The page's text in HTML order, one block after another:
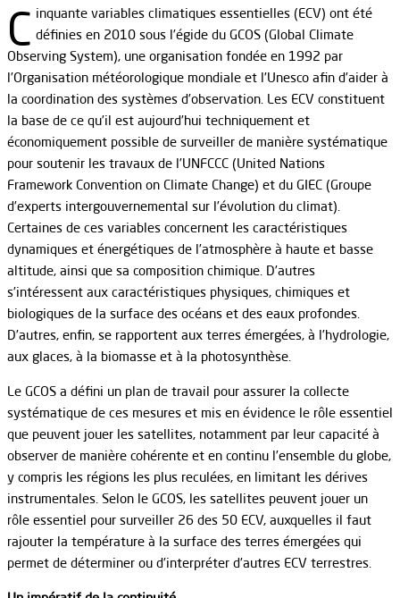
C inquante variables climatiques essentielles (ECV) ont été
définies en 2010 sous l’égide du GCOS (Global Climate
Observing System), une organisation fondée en 1992 par
l’Organisation météorologique mondiale et l’Unesco afin d’aider à
la coordination des systèmes d’observation. Les ECV constituent
la base de ce qu’il est aujourd’hui techniquement et
économiquement possible de surveiller de manière systématique
pour soutenir les travaux de l’UNFCCC (United Nations
Framework Convention on Climate Change) et du GIEC (Groupe
d’experts intergouvernemental sur l’évolution du climat).
Certaines de ces variables concernent les caractéristiques
dynamiques et énergétiques de l’atmosphère à haute et basse
altitude, ainsi que sa composition chimique. D’autres
s’intéressent aux caractéristiques physiques, chimiques et
biologiques de la surface des océans et des eaux profondes.
D’autres, enfin, se rapportent aux terres émergées, à l’hydrologie,
aux glaces, à la biomasse et à la photosynthèse.
Le GCOS a défini un plan de travail pour assurer la collecte
systématique de ces mesures et mis en évidence le rôle essentiel
que peuvent jouer les satellites, notamment par leur capacité à
observer de manière cohérente et en continu l’ensemble du globe,
y compris les régions les plus reculées, en limitant les dérives
instrumentales. Selon le GCOS, les satellites peuvent jouer un
rôle essentiel pour surveiller 26 des 50 ECV, auxquelles il faut
rajouter la température à la surface des terres émergées qui
permet de déterminer ou d’interpréter d’autres ECV terrestres.